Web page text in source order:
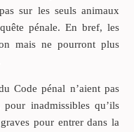
sur les seuls animaux
pénale. En bref, les
mais ne pourront plus
Code pénal n’aient pas
inadmissibles qu’ils
pour entrer dans la